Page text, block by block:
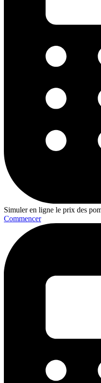
Simuler en ligne le prix des
Commencer